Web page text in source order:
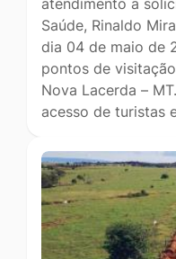
atendimento a
Saúde, Rinaldo
dia 04 de maio de
pontos de
Nova Lacerda –
acesso de turistas